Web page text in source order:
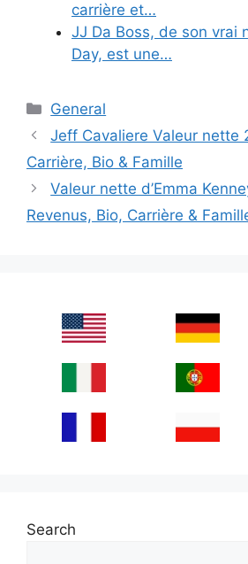
carrière et…
JJ Da Boss, de son vrai
Day, est une…
Categories
General
Jeff Cavaliere Valeur nette
Carrière, Bio & Famille
Valeur nette d’Emma
Revenus, Bio, Carrière &
Search